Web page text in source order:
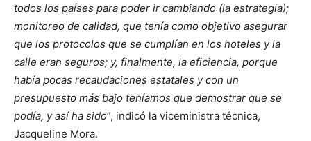
todos los países para poder ir cambiando (la estrategia);
monitoreo de calidad, que tenía como objetivo asegurar
que los protocolos que se cumplían en los hoteles y la
calle eran seguros; y, finalmente, la eficiencia, porque
había pocas recaudaciones estatales y con un
presupuesto más bajo teníamos que demostrar que se
podía, y así ha sido”, indicó la viceministra técnica,
Jacqueline Mora.